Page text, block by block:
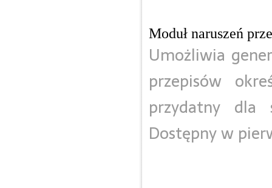
Moduł naruszeń
Umożliwia
przepisów
przydatny dla
Dostępny w